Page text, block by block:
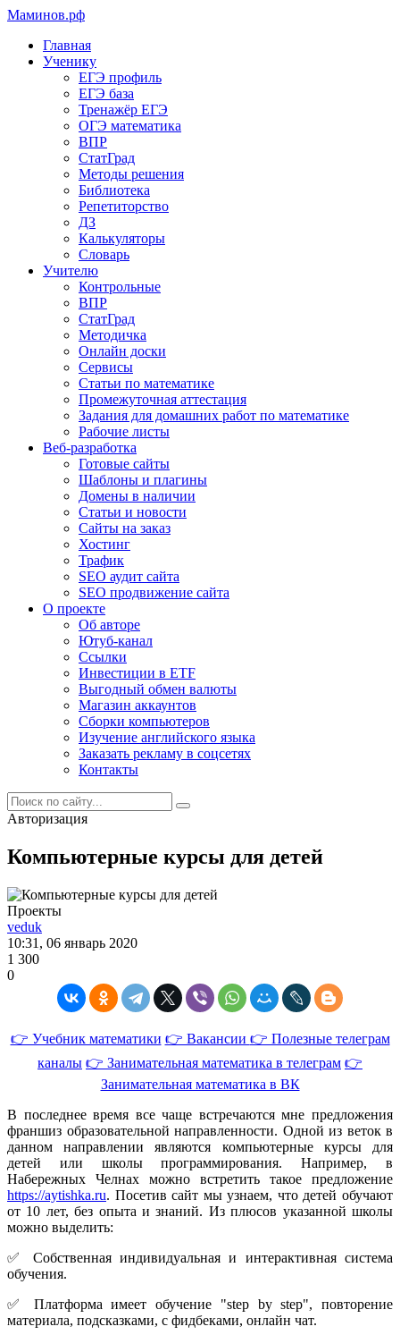
Маминов.рф
Главная
Ученику
ЕГЭ профиль
ЕГЭ база
Тренажёр ЕГЭ
ОГЭ математика
ВПР
СтатГрад
Методы решения
Библиотека
Репетиторство
ДЗ
Калькуляторы
Словарь
Учителю
Контрольные
ВПР
СтатГрад
Методичка
Онлайн доски
Сервисы
Статьи по математике
Промежуточная аттестация
Задания для домашних работ по математике
Рабочие листы
Веб-разработка
Готовые сайты
Шаблоны и плагины
Домены в наличии
Статьи и новости
Сайты на заказ
Хостинг
Трафик
SEO аудит сайта
SEO продвижение сайта
О проекте
Об авторе
Ютуб-канал
Ссылки
Инвестиции в ETF
Выгодный обмен валюты
Магазин аккаунтов
Сборки компьютеров
Изучение английского языка
Заказать рекламу в соцсетях
Контакты
Авторизация
Компьютерные курсы для детей
Проекты
veduk
10:31, 06 январь 2020
1 300
0
👉 Учебник математики 👉 Вакансии 👉 Полезные телеграм
каналы 👉 Занимательная математика в телеграм 👉
Занимательная математика в ВК
В последнее время все чаще встречаются мне предложения
франшиз образовательной направленности. Одной из веток в
данном направлении являются компьютерные курсы для
детей или школы программирования. Например, в
Набережных Челнах можно встретить такое предложение
https://aytishka.ru. Посетив сайт мы узнаем, что детей обучают
от 10 лет, без опыта и знаний. Из плюсов указанной школы
можно выделить:
✅ Собственная индивидуальная и интерактивная система
обучения.
✅ Платформа имеет обучение "step by step", повторение
материала, подсказками, с фидбеками, онлайн чат.